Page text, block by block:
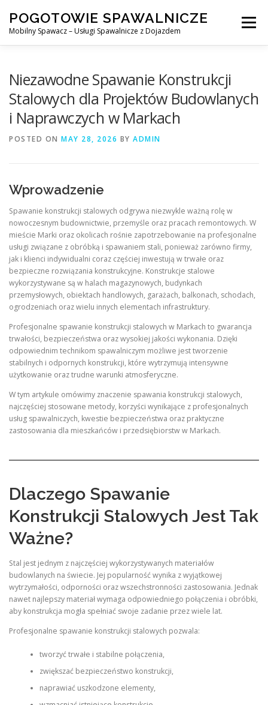
content
POGOTOWIE SPAWALNICZE
Mobilny Spawacz – Usługi Spawalnicze z Dojazdem
Menu
SPAWANIE MIG/MAG (GMAW) NASZE USŁUGI
Niezawodne Spawanie Konstrukcji
Stalowych dla Projektów Budowlanych
i Naprawczych w Markach
POSTED ON MAY 28, 2026 BY ADMIN
Wprowadzenie
Spawanie konstrukcji stalowych odgrywa niezwykle ważną rolę w
nowoczesnym budownictwie, przemyśle oraz pracach remontowych. W
mieście Marki oraz okolicach rośnie zapotrzebowanie na profesjonalne
usługi związane z obróbką i spawaniem stali, ponieważ zarówno firmy,
jak i klienci indywidualni coraz częściej inwestują w trwałe oraz
bezpieczne rozwiązania konstrukcyjne. Konstrukcje stalowe
wykorzystywane są w halach magazynowych, budynkach
przemysłowych, obiektach handlowych, garażach, balkonach, schodach,
ogrodzeniach oraz wielu innych elementach infrastruktury.
Profesjonalne spawanie konstrukcji stalowych w Markach to gwarancja
trwałości, bezpieczeństwa oraz wysokiej jakości wykonania. Dzięki
odpowiednim technikom spawalniczym możliwe jest tworzenie
stabilnych i odpornych konstrukcji, które wytrzymują intensywne
użytkowanie oraz trudne warunki atmosferyczne.
W tym artykule omówimy znaczenie spawania konstrukcji stalowych,
najczęściej stosowane metody, korzyści wynikające z profesjonalnych
usług spawalniczych, kwestie bezpieczeństwa oraz praktyczne
zastosowania dla mieszkańców i przedsiębiorstw w Markach.
Dlaczego Spawanie
Konstrukcji Stalowych Jest Tak
Ważne?
Stal jest jednym z najczęściej wykorzystywanych materiałów
budowlanych na świecie. Jej popularność wynika z wyjątkowej
wytrzymałości, odporności oraz wszechstronności zastosowania. Jednak
nawet najlepszy materiał wymaga odpowiedniego połączenia i obróbki,
aby konstrukcja mogła spełniać swoje zadanie przez wiele lat.
Profesjonalne spawanie konstrukcji stalowych pozwala:
tworzyć trwałe i stabilne połączenia,
zwiększać bezpieczeństwo konstrukcji,
naprawiać uszkodzone elementy,